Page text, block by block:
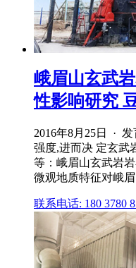
峨眉山玄武
性影响研究
2016年8月25日 ·
强度,进而决 定玄武
等：峨眉山玄武岩
微观地质特征对峨
联系电话: 180 3780